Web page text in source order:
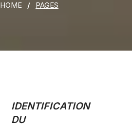
HOME PAGES
IDENTIFICATION
DU